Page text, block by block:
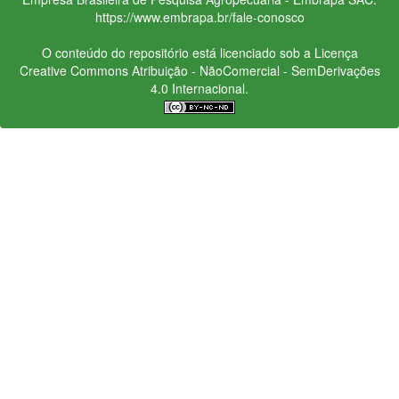
https://www.embrapa.br/fale-conosco
O conteúdo do repositório está licenciado sob a Licença
Creative CommonsAtribuição - NãoComercial - SemDerivações
4.0 Internacional.